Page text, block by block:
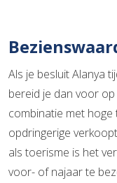
Als je besluit Alanya
bereid je dan voor
combinatie met
opdringerige
als toerisme is het
voor- of najaar te